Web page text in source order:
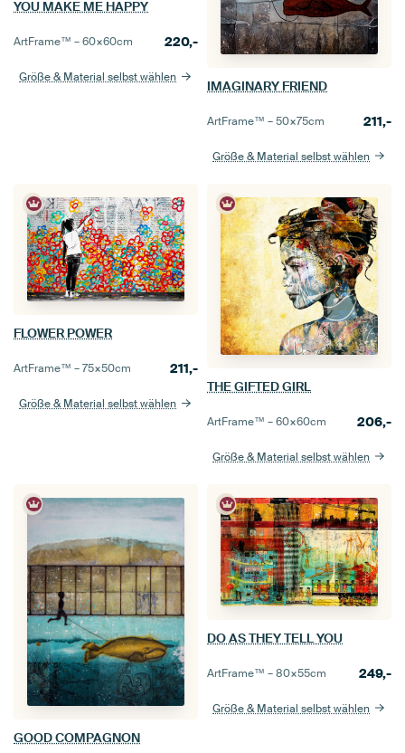
YOU MAKE ME HAPPY
ArtFrame™ –60×60cm 220,-
Größe & Material selbst wählen
IMAGINARY FRIEND
ArtFrame™ –50×75cm 211,-
Größe & Material selbst wählen
FLOWER POWER
ArtFrame™ –75×50cm 211,-
Größe & Material selbst wählen
THE GIFTED GIRL
ArtFrame™ –60×60cm 206,-
Größe & Material selbst wählen
GOOD COMPAGNON
DO AS THEY TELL YOU
ArtFrame™ –80×55cm 249,-
Größe & Material selbst wählen